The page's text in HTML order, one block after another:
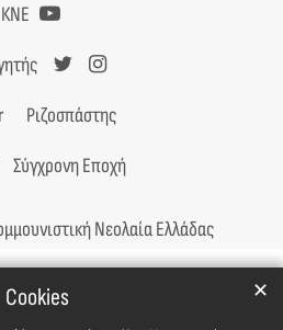
Cookies ✕
ΚΝΕ
Ριζοσπάστης
Σύγχρονη Εποχή
Νεολαία Ελλάδας